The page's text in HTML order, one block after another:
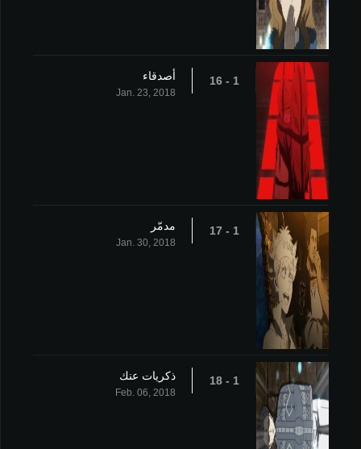
1 - 16 أصدقاء
Jan. 23, 2018
1 - 17 مدمّر
Jan. 30, 2018
1 - 18 ذكريات عنك
Feb. 06, 2018